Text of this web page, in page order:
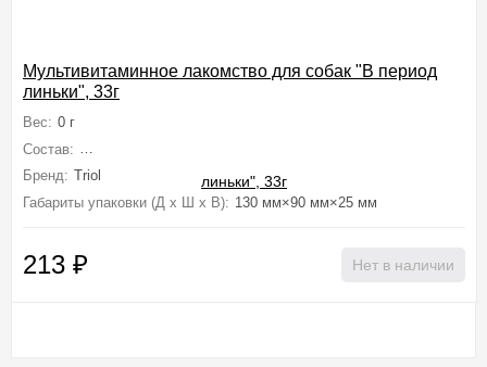
Мультивитаминное лакомство для собак "В период
линьки", 33г
Вес: 0 г
Состав: Дрожжи пивные, сыворотка молочная, мясокостная мука,
Бренд: Triol
Габариты упаковки (Д х Ш х В): 130 мм×90 мм×25 мм
213 ₽ Нет в наличии